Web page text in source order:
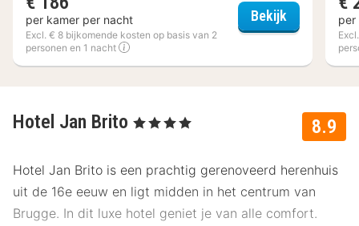
per kamer per nacht
Excl. € 8 bijkomende kosten op basis van 2
personen en 1 nacht
Bekijk Grand per
8.9
Hotel Jan Brito , 4 Sterren
Hotel Jan Brito is een prachtig gerenoveerd herenhuis
uit de 16e eeuw en ligt midden in het centrum van
Brugge. In dit luxe hotel geniet je van alle comfort.